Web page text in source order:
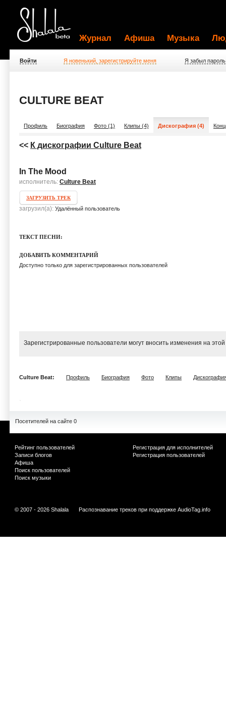
Журнал Афиша Музыка
Войти Я новенький, зарегистрируйте меня Я забыл пароль
CULTURE BEAT
Профиль Биография Фото (1) Клипы (4) Дискография (4)
<< К дискографии Culture Beat
In The Mood
исполнитель: Culture Beat
ЗАГРУЗИТЬ ТРЕК
загрузил(а): Удалённый пользователь
ТЕКСТ ПЕСНИ:
ДОБАВИТЬ КОММЕНТАРИЙ
Доступно только для зарегистрированных пользователей
Зарегистрированные пользователи могут вносить изменения на
Culture Beat: Профиль Биография Фото Клипы
Посетителей на сайте 0
Рейтинг пользователей
Записи блогов
Афиша
Поиск пользователей
Поиск музыки
Регистрация для исполнителей
Регистрация пользователей
© 2007 - 2026 Shalala Распознавание треков при поддержке AudioTag.info